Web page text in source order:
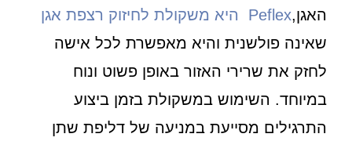
האגן,Peflex היא משקולת לחיזוק רצפת אגן
שאינה פולשנית והיא מאפשרת לכל אישה
לחזק את שרירי האזור באופן פשוט ונוח
במיוחד. השימוש במשקולת בזמן ביצוע
התרגילים מסייעת במניעה של דליפת שתן